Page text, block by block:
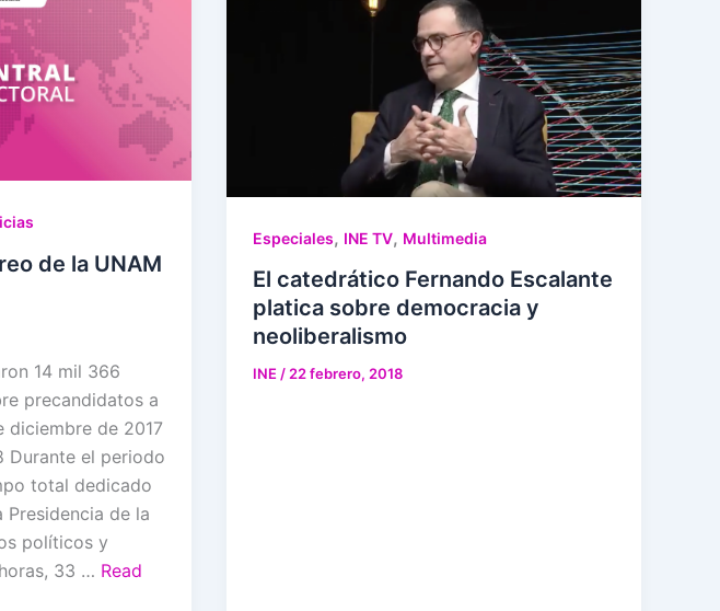
de la UNAM
14 mil 366
precandidatos a
diciembre de 2017
Durante el periodo
total dedicado
de la
políticos y
33 … Read
Especiales, INE TV, Multimedia
El catedrático Fernando Escalante
platica sobre democracia y
neoliberalismo
INE/22 febrero, 2018